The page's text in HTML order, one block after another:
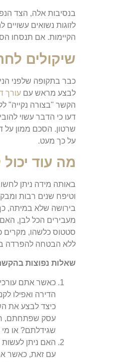
בנסיבות אלה, הצד
לזוגות נשואים
הקיימות. אם תנסחו
שיקולים
כבר בתקופה שלפני
לבצע מראש עם עורך
הקשר "בצורה נקייה"
דעו כי הדבר עשוי
שרטון. הסכם ממון על
על כך מעט.
מה עוד
באותה מידה ניתן
וטיפח שנים רבות
בירושה שלא במיתה,
מעבירים הכל לבן,
סטטוס כלשהו, מקרים
ללא הבטחה להפרדה
שאלות נפוצות
כאשר אתם
הדירה ואפילו
כיצד לבצע את
עסק שפתחתם,
שגידלתם? או
האם ניתן לעשות
עם זאת, כאשר